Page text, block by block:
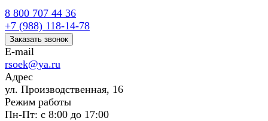
8 800 707 44 36
+7 (988) 118-14-78
Заказать звонок
E-mail
rsoek@ya.ru
Адрес
ул. Производственная, 16
Режим работы
Пн-Пт: с 8:00 до 17:00